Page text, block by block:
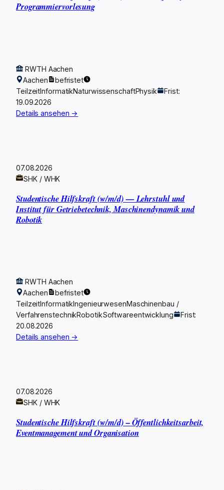
Programmiervorlesung
RWTH Aachen
Aachen
befristet
TeilzeitInformatikNaturwissenschaftPhysik
Frist:
19.09.2026
Details ansehen →
07.08.2026
SHK / WHK
Studentische Hilfskraft (w/m/d) — Lehrstuhl und
Institut für Getriebetechnik, Maschinendynamik und
Robotik
RWTH Aachen
Aachen
befristet
TeilzeitInformatikIngenieurwesenMaschinenbau /
VerfahrenstechnikRobotikSoftwareentwicklung
Frist:
20.08.2026
Details ansehen →
07.08.2026
SHK / WHK
Studentische Hilfskraft (w/m/d) – Öffentlichkeitsarbeit,
Eventmanagement und Organisation